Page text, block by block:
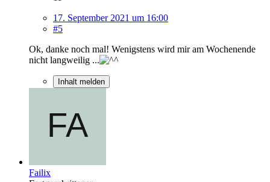
17. September 2021 um 16:00
#5
Ok, danke noch mal! Wenigstens wird mir am Wochenende
nicht langweilig ...
Inhalt melden
Failix